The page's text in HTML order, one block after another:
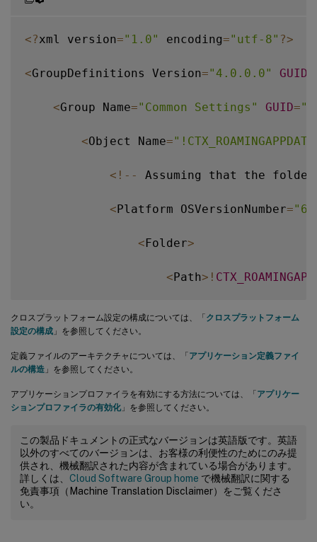
<?xml version="1.0" encoding="utf-8" ?>
<GroupDefinitions Version="4.0.0.0" GUID
<Group Name="Common Settings" GUID=
<Object Name=
< ! -- Assuming that the
<Platform OSVersionNumber=
<Folder>
<Path> !
Recurse
<Platform OSVersionNumber
<Folder >
< Path >!
クロスプラットフォーム設定の構成については、「クロスプラットフォーム
設定の構成 」を参照してください。
定義ファイルのアーキテクチャについては、「アプリケーション定義ファイ
ルの構造 」を参照してください。
アプリケーションプロファイラを有効にする方法については、「アプリケー
ションプロファイラの有効化」を参照してください。
この製品ドキュメントの正式なバージョンは英語版です。英語
以外のすべてのバージョンは、お客様の利便性のためにのみ提
供され、機械翻訳された内容が含まれている場合があります。
詳しくは、 Cloud Software Group home で機械翻訳に関する
免責事項（Machine Translation Disclaimer）をご覧くださ
い。